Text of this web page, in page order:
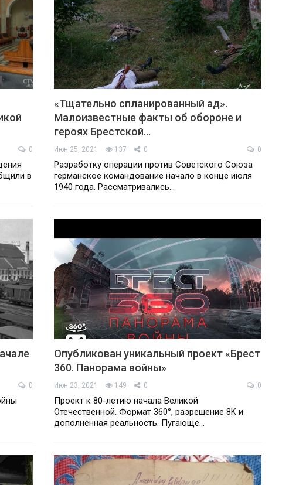
0
в
«Тщательно спланированный ад».
Малоизвестные факты об обороне и
героях Брестской…
Июн 25, 2021 137 0 0
Разработку операции против Советского Союза
германское командование начало в конце июля
1940 года. Рассматривались…
0
Опубликован уникальный проект «Брест
360. Панорама войны»
Июн 23, 2021 149 0 0
Проект к 80-летию начала Великой
Отечественной. Формат 360°, разрешение 8K и
дополненная реальность. Пугающе…